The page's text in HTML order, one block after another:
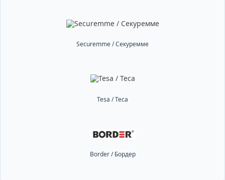
Securemme / Секуремме
Tesa / Теса
Border / Бордер